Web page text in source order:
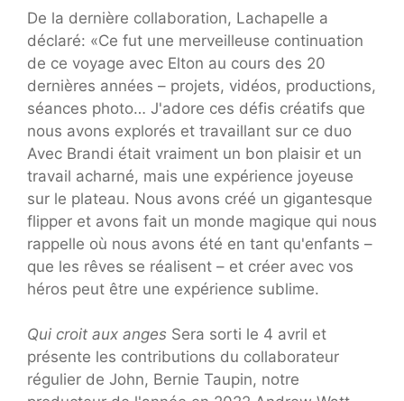
De la dernière collaboration, Lachapelle a
déclaré: «Ce fut une merveilleuse continuation
de ce voyage avec Elton au cours des 20
dernières années – projets, vidéos, productions,
séances photo… J'adore ces défis créatifs que
nous avons explorés et travaillant sur ce duo
Avec Brandi était vraiment un bon plaisir et un
travail acharné, mais une expérience joyeuse
sur le plateau. Nous avons créé un gigantesque
flipper et avons fait un monde magique qui nous
rappelle où nous avons été en tant qu'enfants –
que les rêves se réalisent – et créer avec vos
héros peut être une expérience sublime.
Qui croit aux anges Sera sorti le 4 avril et
présente les contributions du collaborateur
régulier de John, Bernie Taupin, notre